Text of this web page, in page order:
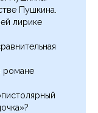
Пушкина.
лирике
романе